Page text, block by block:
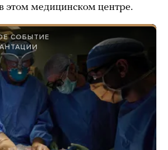
этом медицинском центре.
СОБЫТИЕ